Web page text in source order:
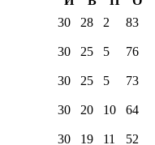
30 28 2 83
30 25 5 76
30 25 5 73
30 20 10 64
30 19 11 52